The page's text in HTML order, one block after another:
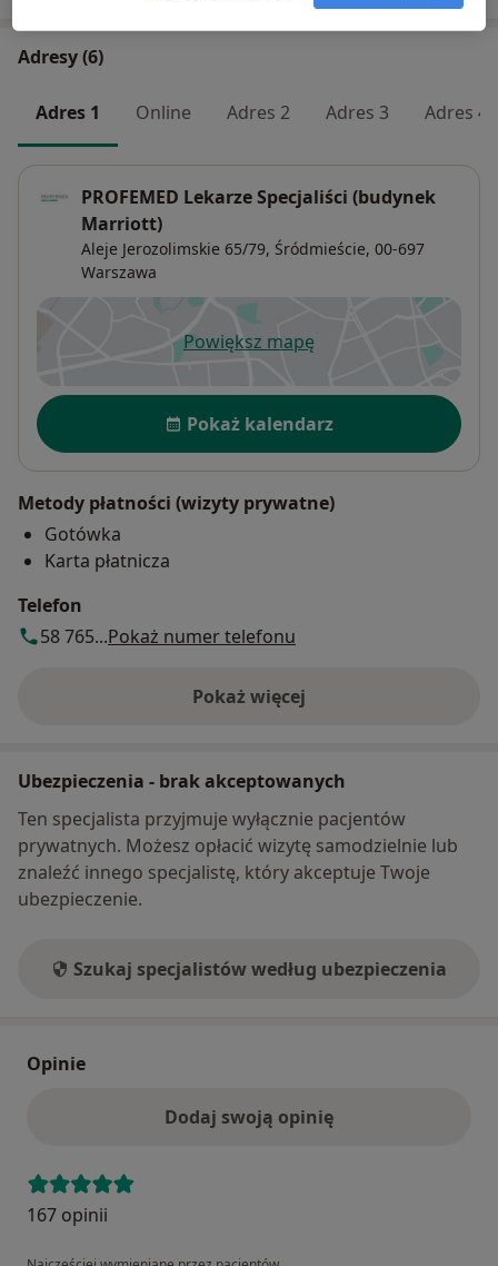
Adresy (6)
Adres 1 Online Adres 2 Adres 3 Adres 4
PROFEMED Lekarze Specjaliści (budynek
Marriott)
Aleje Jerozolimskie 65/79, Śródmieście, 00-697
Warszawa
Powiększ mapęotwiera się w nowej karcie
Dostępność
Pokaż kalendarz
Metody płatności (wizyty prywatne)
Gotówka
Karta płatnicza
Telefon
58 765...Pokaż numer telefonu
Pokaż więcej
o adresie
Ubezpieczenia - brak akceptowanych
Ten specjalista przyjmuje wyłącznie pacjentów
prywatnych. Możesz opłacić wizytę samodzielnie lub
znaleźć innego specjalistę, który akceptuje Twoje
ubezpieczenie.
Szukaj specjalistów według ubezpieczenia
Opinie
Dodaj swoją opinię
167 opinii